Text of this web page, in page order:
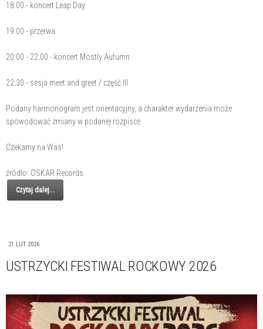
18:00 - koncert Leap Day
19:00 - przerwa
20:00 - 22:00 - koncert Mostly Autumn
22:30 - sesja meet and greet / część III
Podany harmonogram jest orientacyjny, a charakter wydarzenia może
spowodować zmiany w podanej rozpisce.
Czekamy na Was!
źródło: OSKAR Records
Czytaj dalej...
21 LUT 2026
USTRZYCKI FESTIWAL ROCKOWY 2026